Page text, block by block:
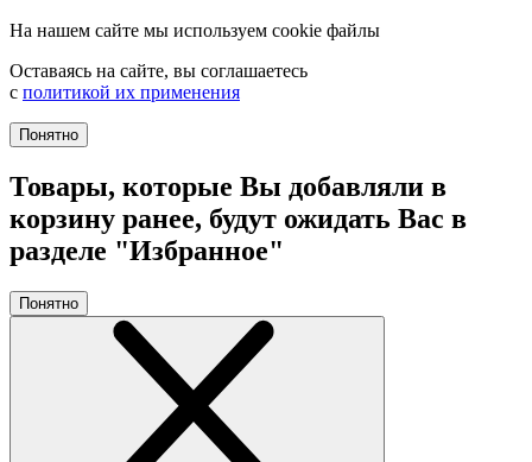
На нашем сайте мы используем cookie файлы
Оставаясь на сайте, вы соглашаетесь
с политикой их применения
Понятно
Товары, которые Вы добавляли в
корзину ранее, будут ожидать Вас в
разделе "Избранное"
Понятно